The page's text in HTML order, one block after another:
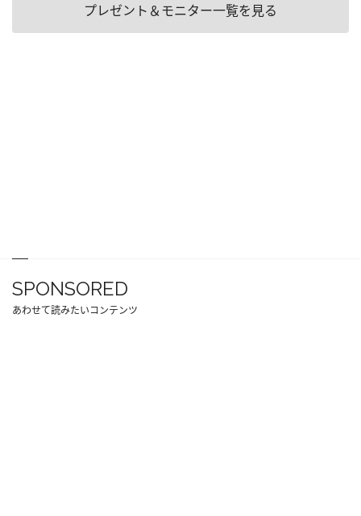
プレゼント＆モニター一覧を見る
SPONSORED
あわせて読みたいコンテンツ